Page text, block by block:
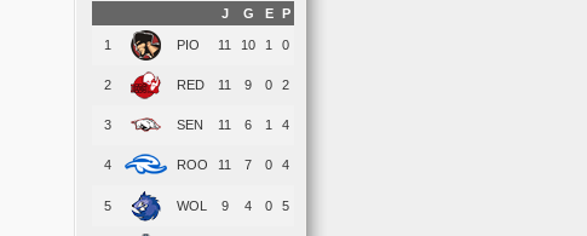
J G E P
1 PIO 11 10 1 0
2 RED 11 9 0 2
3 SEN 11 6 1 4
4 ROO 11 7 0 4
5 WOL 9 4 0 5